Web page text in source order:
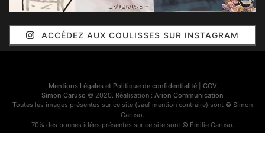
ACCÉDEZ AUX COULISSES SUR INSTAGRAM
Mentions Légales et Politique de confidentialité| CGV
Simon Caruso © 2020. Réalisation : Arion Communication
Toutes les images présentes sur ce site (sauf mention contraire) sont © Simon
Caruso.
70% des bonnes idées présentes sur ce site sont © Émilie Caruso.